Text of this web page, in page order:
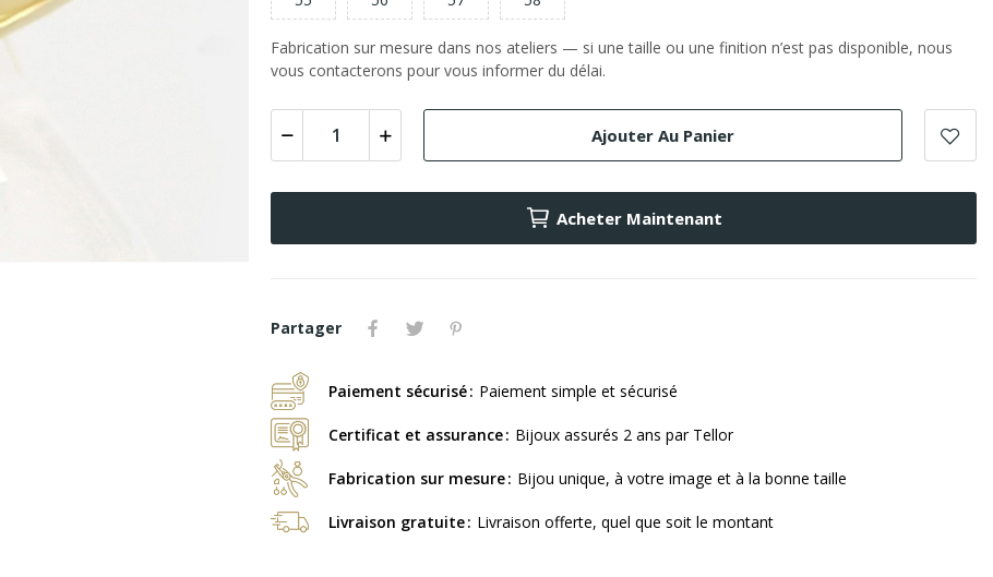
Fabrication sur mesure dans nos ateliers — si une taille ou une finition n’est pas disponible, nous
vous contacterons pour vous informer du délai.
Ajouter Au Panier
Acheter Maintenant
Partager
Paiement sécurisé Paiement simple et sécurisé
Certificat et assurance Bijoux assurés 2 ans par Tellor
Fabrication sur mesure Bijou unique, à votre image et à la bonne taille
Livraison gratuite Livraison offerte, quel que soit le montant